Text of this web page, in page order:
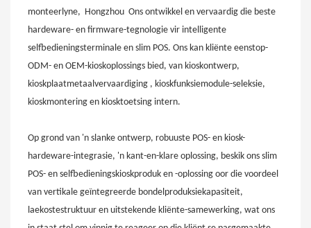
monteerlyne, Hongzhou Ons ontwikkel en vervaardig die beste
hardeware- en firmware-tegnologie vir intelligente
selfbedieningsterminale en slim POS. Ons kan kliënte eenstop-
ODM- en OEM-kioskoplossings bied, van kioskontwerp,
kioskplaatmetaalvervaardiging , kioskfunksiemodule-seleksie,
kioskmontering en kiosktoetsing intern.
Op grond van 'n slanke ontwerp, robuuste POS- en kiosk-
hardeware-integrasie, 'n kant-en-klare oplossing, beskik ons ​​slim
POS- en selfbedieningskioskproduk en -oplossing oor die voordeel
van vertikale geïntegreerde bondelproduksiekapasiteit,
laekostestruktuur en uitstekende kliënte-samewerking, wat ons